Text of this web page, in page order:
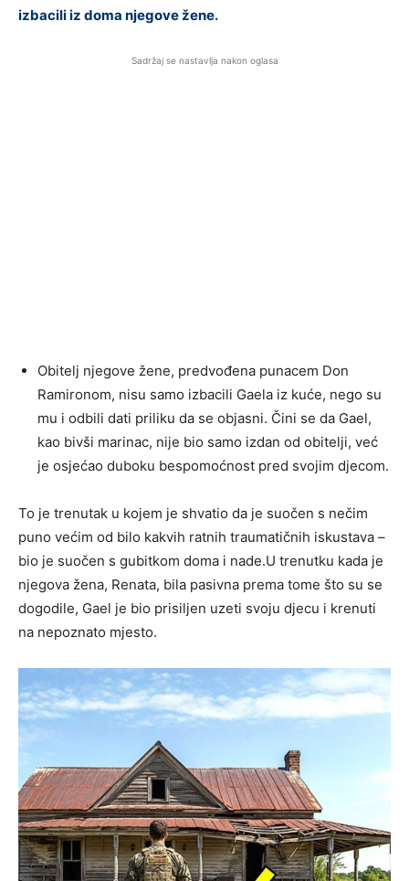
izbacili iz doma njegove žene.
Sadržaj se nastavlja nakon oglasa
Obitelj njegove žene, predvođena punacem Don
Ramironom, nisu samo izbacili Gaela iz kuće, nego su
mu i odbili dati priliku da se objasni. Čini se da Gael,
kao bivši marinac, nije bio samo izdan od obitelji, već
je osjećao duboku bespomoćnost pred svojim djecom.
To je trenutak u kojem je shvatio da je suočen s nečim
puno većim od bilo kakvih ratnih traumatičnih iskustava –
bio je suočen s gubitkom doma i nade.U trenutku kada je
njegova žena, Renata, bila pasivna prema tome što su se
dogodile, Gael je bio prisiljen uzeti svoju djecu i krenuti
na nepoznato mjesto.